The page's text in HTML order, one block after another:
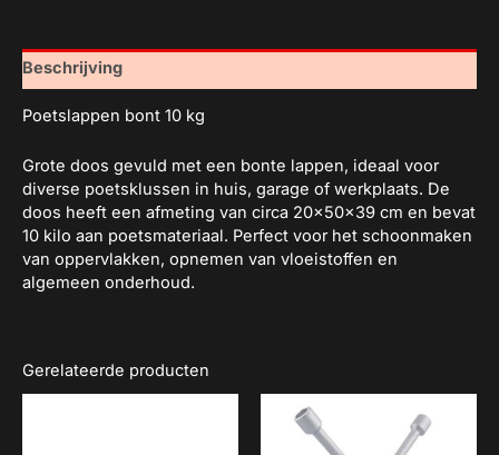
Beschrijving
Poetslappen bont 10 kg
Grote doos gevuld met een bonte lappen, ideaal voor
diverse poetsklussen in huis, garage of werkplaats. De
doos heeft een afmeting van circa 20x50x39 cm en bevat
10 kilo aan poetsmateriaal. Perfect voor het schoonmaken
van oppervlakken, opnemen van vloeistoffen en
algemeen onderhoud.
Gerelateerde producten